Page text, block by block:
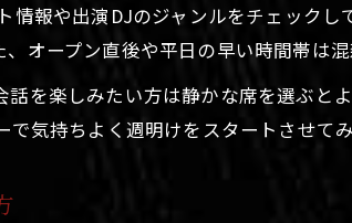
報や出演DJのジャンルをチェック
オープン直後や平日の早い時間帯は
を楽しみたい方は静かな席を選ぶと
気持ちよく週明けをスタートさせてみ